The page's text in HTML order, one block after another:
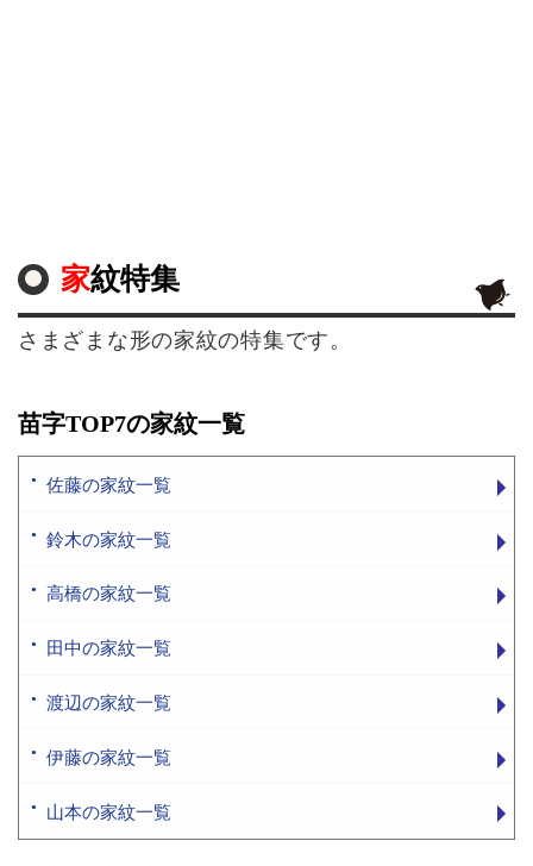
家紋特集
さまざまな形の家紋の特集です。
苗字TOP7の家紋一覧
佐藤の家紋一覧
鈴木の家紋一覧
高橋の家紋一覧
田中の家紋一覧
渡辺の家紋一覧
伊藤の家紋一覧
山本の家紋一覧